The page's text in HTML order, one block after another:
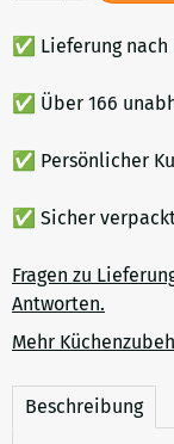
✅ Lieferung
✅ Über 166
✅ Persönlicher
✅ Sicher
Fragen zu
Antworten.
Mehr
Beschreibung